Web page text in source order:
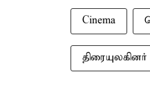
Cinema
திரையுலகினர்